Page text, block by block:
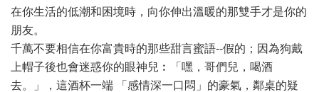
在你生活的低潮和困境時，向你伸出溫暖的那雙手才是你的
朋友。
千萬不要相信在你富貴時的那些甜言蜜語--假的；因為狗戴
上帽子後也會迷惑你的眼神兒︰「嘿，哥們兒，喝酒
去。」，這酒杯一端 「感情深一口悶」的豪氣，鄰桌的疑